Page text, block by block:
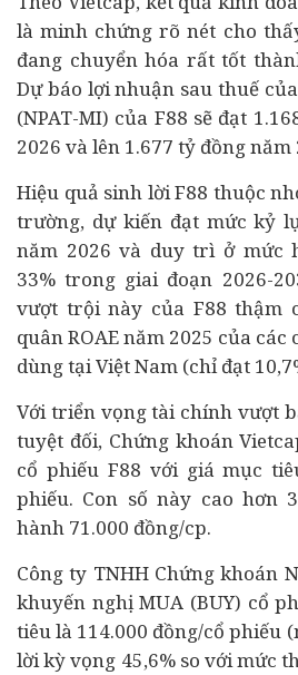
là minh chứng rõ nét cho
đang chuyển hóa rất tốt
Dự báo lợi nhuận sau thuế
(NPAT-MI) của F88 sẽ đạt
2026 và lên 1.677 tỷ đồng năm
Hiệu quả sinh lời F88 thuộc
trường, dự kiến đạt mức kỷ
năm 2026 và duy trì ở mức
33% trong giai đoạn 2026-
vượt trội này của F88 thậm
quân ROAE năm 2025 của
dùngtại Việt Nam (chỉ đạt
Với triển vọng tài chính vượt
tuyệt đối, Chứng khoán
cổ phiếu F88 với giá mục
phiếu. Con số này cao hơn
hành 71.000 đồng/cp.
Công ty TNHH Chứng khoán
khuyến nghị MUA (BUY) cổ
tiêu là 114.000 đồng/cổ phiếu
lời kỳ vọng 45,6% so với mức